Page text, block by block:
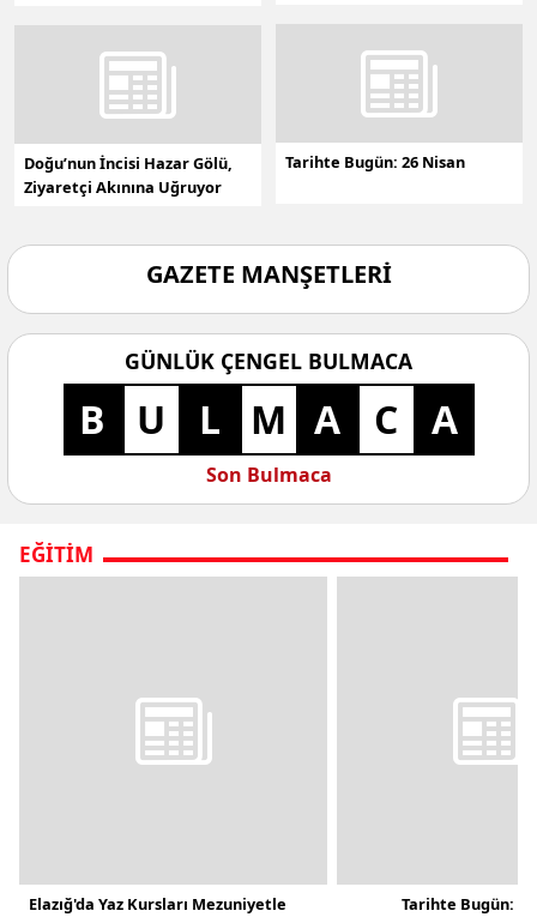
Doğu’nun İncisi Hazar Gölü,
Ziyaretçi Akınına Uğruyor
Tarihte Bugün: 26 Nisan
GAZETE MANŞETLERI
GÜNLÜK ÇENGEL BULMACA
B U L M A C A
Son Bulmaca
EĞITIM
Elazığ'da Yaz Kursları Mezuniyetle Tarihte Bugün: